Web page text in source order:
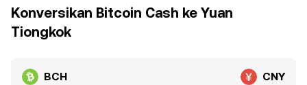
Konversikan Bitcoin Cash ke Yuan
Tiongkok
BCH CNY